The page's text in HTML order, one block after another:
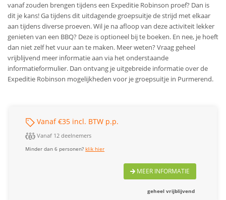
vanaf zouden brengen tijdens een Expeditie Robinson proef? Dan is
dit je kans! Ga tijdens dit uitdagende groepsuitje de strijd met elkaar
aan tijdens diverse proeven. Wil je na afloop van deze activiteit lekker
genieten van een BBQ? Deze is optioneel bij te boeken. En nee, je hoeft
dan niet zelf het vuur aan te maken. Meer weten? Vraag geheel
vrijblijvend meer informatie aan via het onderstaande
informatieformulier. Dan ontvang je uitgebreide informatie over de
Expeditie Robinson mogelijkheden voor je groepsuitje in Purmerend.
Vanaf €35 incl. BTW p.p.
Vanaf 12 deelnemers
Minder dan 6 personen?klik hier
MEER INFORMATIE
geheel vrijblijvend